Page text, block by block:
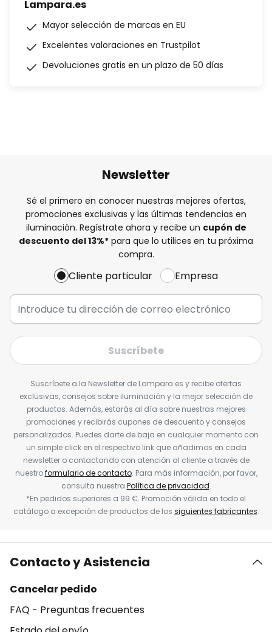
Lampara.es
Mayor selección de marcas en EU
Excelentes valoraciones en Trustpilot
Devoluciones gratis en un plazo de 50 días
Newsletter
Sé el primero en conocer nuestras mejores ofertas,
promociones exclusivas y las últimas tendencias en
iluminación. Regístrate ahora y recibe un cupón de
descuento del13%* para que lo utilices en tu próxima
compra.
Cliente particular Empresa
Suscríbete
Suscríbete a la Newsletter de Lampara.es y recibe ofertas
exclusivas, consejos sobre iluminación y la mejor selección de
productos. Además, estarás al día sobre nuestras mejores
promociones y recibirás cupones de descuento y consejos
personalizados. Puedes darte de baja en cualquier momento con
un simple click en el respectivo link que añadimos en cada
newsletter o contactando con atención al cliente a través de
nuestroformulario de contacto. Para más información, por favor,
consulta nuestra Política de privacidad.
*En pedidos superiores a 99 €. Promoción válida en todo el
catálogo a excepción de productos de los siguientes fabricantes.
Contacto y Asistencia
Cancelar pedido
FAQ - Preguntas frecuentes